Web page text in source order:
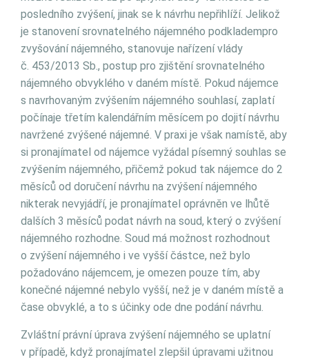
posledního zvýšení, jinak se k návrhu nepřihlíží. Jelikož
je stanovení srovnatelného nájemného podkladempro
zvyšování nájemného, stanovuje nařízení vlády
č. 453/2013 Sb., postup pro zjištění srovnatelného
nájemného obvyklého v daném místě. Pokud nájemce
s navrhovaným zvýšením nájemného souhlasí, zaplatí
počínaje třetím kalendářním měsícem po dojití návrhu
navržené zvýšené nájemné. V praxi je však namístě, aby
si pronajímatel od nájemce vyžádal písemný souhlas se
zvýšením nájemného, přičemž pokud tak nájemce do 2
měsíců od doručení návrhu na zvýšení nájemného
nikterak nevyjádří, je pronajímatel oprávněn ve lhůtě
dalších 3 měsíců podat návrh na soud, který o zvýšení
nájemného rozhodne. Soud má možnost rozhodnout
o zvýšení nájemného i ve vyšší částce, než bylo
požadováno nájemcem, je omezen pouze tím, aby
konečné nájemné nebylo vyšší, než je v daném místě a
čase obvyklé, a to s účinky ode dne podání návrhu.
Zvláštní právní úprava zvýšení nájemného se uplatní
v případě, když pronajímatel zlepšil úpravami užitnou